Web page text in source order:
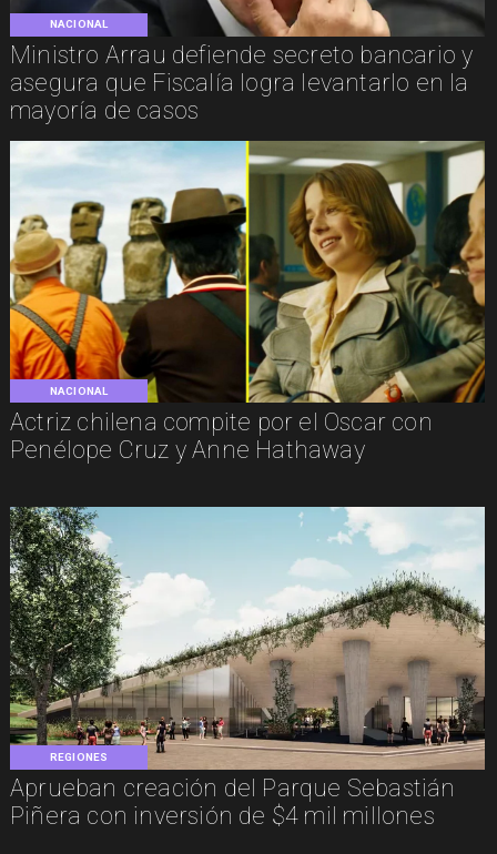
NACIONAL
Ministro Arrau defiende secreto bancario y
asegura que Fiscalía logra levantarlo en la
mayoría de casos
NACIONAL
Actriz chilena compite por el Oscar con
Penélope Cruz y Anne Hathaway
REGIONES
Aprueban creación del Parque Sebastián
Piñera con inversión de $4 mil millones